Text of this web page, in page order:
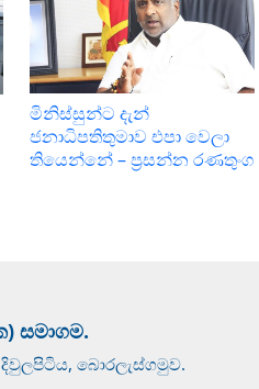
මිනිස්සුන්ට දැන්
ජනාධිපතිතුමාව එපා වෙලා
තියෙන්නේ – ප්‍රසන්න රණතුංග
සමාගම.
බොරලැස්ගමුව.